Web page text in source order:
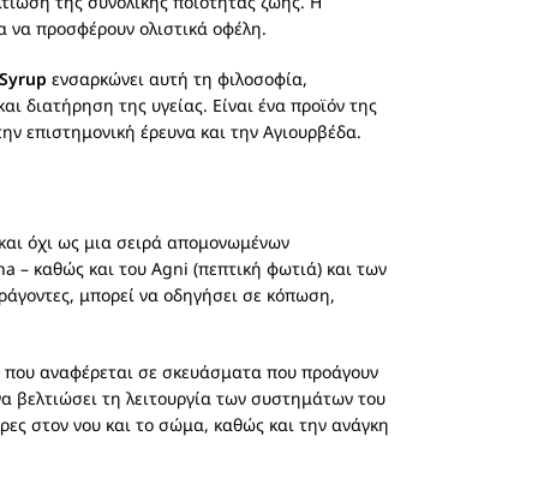
να προσφέρουν ολιστικά οφέλη.
ενσαρκώνει αυτή τη φιλοσοφία,
διατήρηση της υγείας. Είναι ένα προϊόν της
επιστημονική έρευνα και την Αγιουρβέδα.
όχι ως μια σειρά απομονωμένων
– καθώς και του Agni (πεπτική φωτιά) και των
μπορεί να οδηγήσει σε κόπωση,
που αναφέρεται σε σκευάσματα που προάγουν
βελτιώσει τη λειτουργία των συστημάτων του
στον νου και το σώμα, καθώς και την ανάγκη